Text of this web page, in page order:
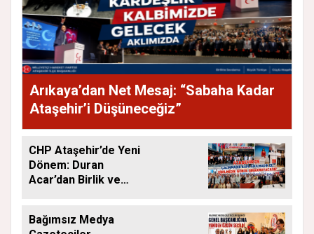
Arıkaya’dan Net Mesaj: “Sabaha Kadar
Ataşehir’i Düşüneceğiz”
CHP Ataşehir’de Yeni
Dönem: Duran
Acar’dan Birlik ve
Bağımsız Medya